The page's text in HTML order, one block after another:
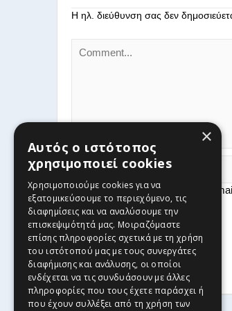
Η ηλ. διεύθυνση σας δεν
Αποθήκευσε το όνομά μου,
×
Αυτός ο ιστότοπος
χρησιμοποιεί cookies
Χρησιμοποιούμε cookies για να
εξατομικεύσουμε το περιεχόμενο, τις
διαφημίσεις και να αναλύσουμε την
επισκεψιμότητά μας. Μοιραζόμαστε
επίσης πληροφορίες σχετικά με τη χρήση
του ιστότοπού μας με τους συνεργάτες
διαφήμισης και ανάλυσης, οι οποίοι
ενδέχεται να τις συνδυάσουν με άλλες
πληροφορίες που τους έχετε παράσχει ή
που έχουν συλλέξει από τη χρήση των